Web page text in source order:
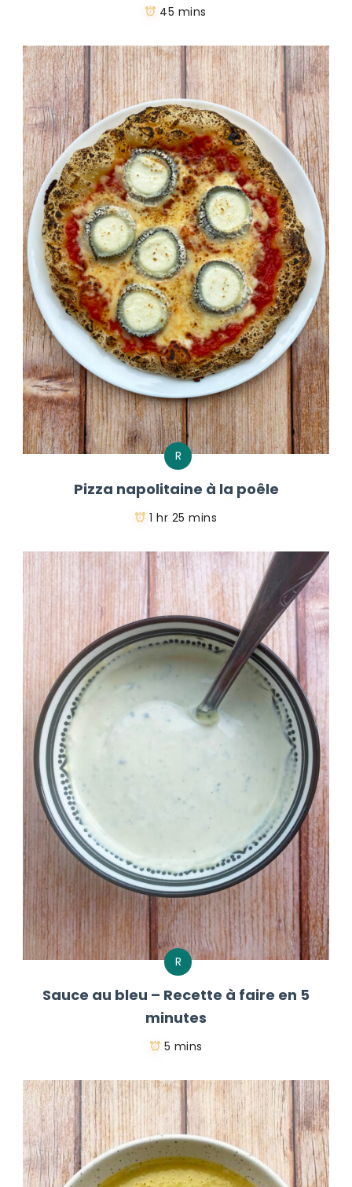
45 mins
R
Pizza napolitaine à la poêle
1 hr 25 mins
R
Sauce au bleu – Recette à faire en 5
minutes
5 mins